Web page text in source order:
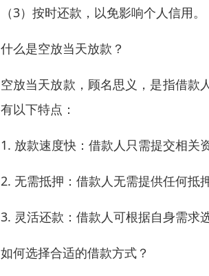
（3）按时还款，以免影响个人信用。
什么是空放当天放款？
空放当天放款，顾名思义，是指借款
有以下特点：
1. 放款速度快：借款人只需提交相关
2. 无需抵押：借款人无需提供任何抵
3. 灵活还款：借款人可根据自身需求
如何选择合适的借款方式？